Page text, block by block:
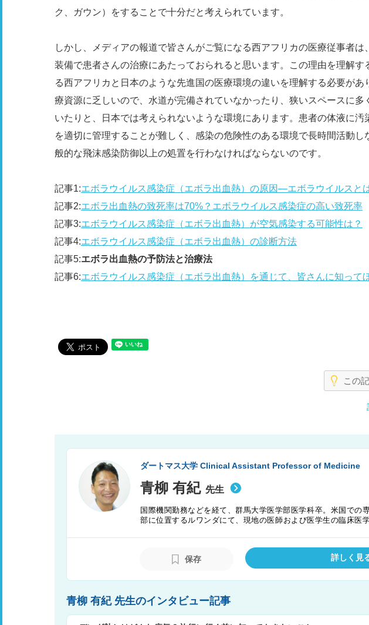
ク、ガウン）をすることで十分だと考えられています。
しかし、メディアの報道で皆さんがご覧になる西アフリカの医療従事者は
装備で患者さんの治療にあたっておられると思います。この理由を理解す
る西アフリカと日本のような先進国の医療環境の違いを理解する必要があ
療資源に乏しいので、水道が完備されていなかったり、狭いスペースに多
いたりと、日本では考えられないような環境にあります。患者の体液に汚
を適切に管理することが難しく、感染の危険性のある環境で長時間活動し
般的な飛沫感染防御以上の処置を行わなければならないのです。
記事1:エボラウイルス感染症（エボラ出血熱）の原因―エボラウイルスと
記事2:エボラ出血熱の致死率は70%？エボラウイルス感染症の高い致死率
記事3:エボラウイルス感染症（エボラ出血熱）が空気感染する可能性は？
記事4:エボラウイルス感染症（エボラ出血熱）の診断方法
記事5:エボラ出血熱の予防法と治療法
記事6:エボラウイルス感染症（エボラ出血熱）を通じて、皆さんに知って
この
ダートマス大学 Clinical Assistant Professor of Medicine
青柳 有紀 先生
国際機関勤務などを経て、群馬大学医学部医学科卒。米国での
部に位置するルワンダにて、現地の医師および医学生の臨床医
る。日本国、米国ニューハンプシャー州、およびニュージランド
保存 詳しく見
青柳 有紀 先生のインタビュー記事